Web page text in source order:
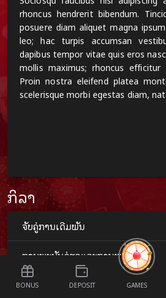
rhoncus hendrerit bibendum.
posuere diam aliquet magna
leo; hac turpis accumsan
dapibus tempor vitae quis eros
mollis maximus; rhoncus
Proin nostra eleifend platea
scelerisque morbi egestas diam,
ກິລາ
ຈັບຄູ່ການເດີມພັນ
ການພະນັນດ່ຽວແລະການພະນັນ
ເງື່ອນໄຂການຖອນເງິນ
BONUS DEPOSIT GAMES